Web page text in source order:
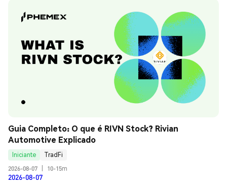
Guia Completo: O que é RIVN Stock? Rivian
Automotive Explicado
Iniciante
TradFi
2026-08-07
10-15m
2026-08-07